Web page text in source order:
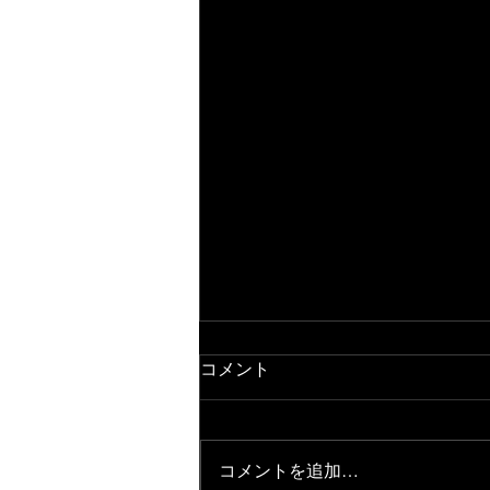
コメント
コメントを追加…